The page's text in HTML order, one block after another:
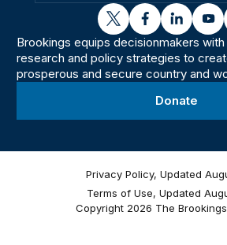
twitterfacebooklinkedin
Brookings equips decisionmakers with
research and policy strategies to
prosperous and secure country and
Donate
Privacy Policy, Updated
Terms of Use, Updated
Copyright 2026 The